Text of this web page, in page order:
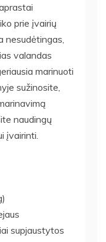
prie įvairių
nesudėtingas,
valandas
marinuoti
sužinosite,
naudingų
įvairinti.
supjaustytos